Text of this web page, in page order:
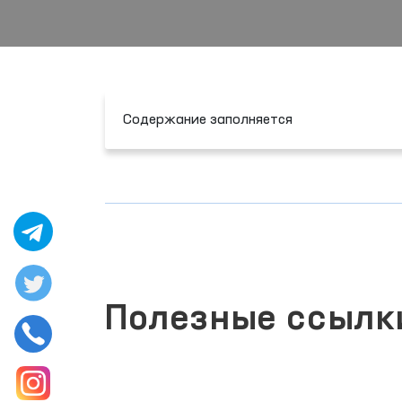
Содержание заполняется
Полезные